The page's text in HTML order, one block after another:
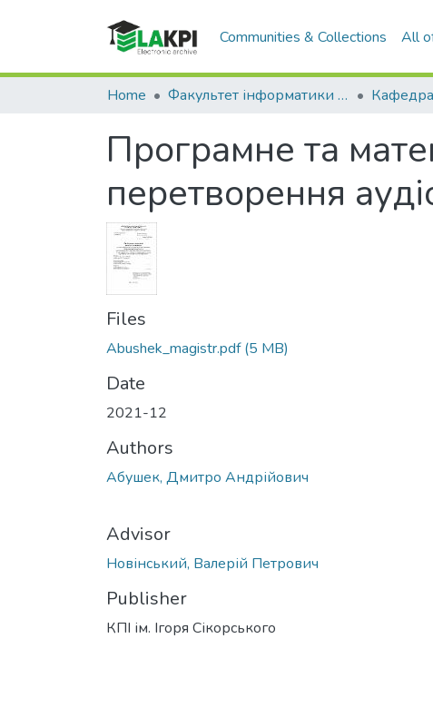
Communities & Collections All
Home Факультет інформатики та обчислювальної техніки (ФІОТ)
Програмне та
перетворення
Files
Abushek_magistr.pdf(5 MB)
Date
2021-12
Authors
Абушек, Дмитро Андрійович
Advisor
Новінський, Валерій Петрович
Publisher
КПІ ім. Ігоря Сікорського